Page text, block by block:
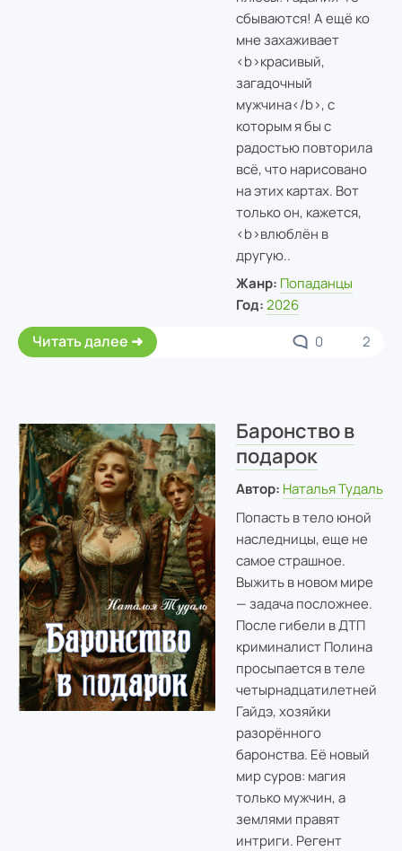
сбываются! А ещё ко
мне захаживает
<b>красивый,
загадочный
мужчина</b>, с
которым я бы с
радостью повторила
всё, что нарисовано
на этих картах. Вот
только он, кажется,
<b>влюблён в
другую..
Жанр: Попаданцы
Год: 2026
Читать далее 0 2
Баронство в
подарок
Автор: Наталья Тудаль
Попасть в тело юной
наследницы, еще не
самое страшное.
Выжить в новом мире
— задача посложнее.
После гибели в ДТП
криминалист Полина
просыпается в теле
четырнадцатилетней
Гайдэ, хозяйки
разорённого
баронства. Её новый
мир суров: магия
только мужчин, а
землями правят
интриги. Регент